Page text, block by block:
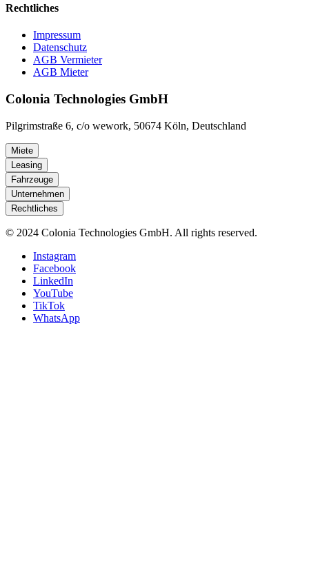
Rechtliches
Impressum
Datenschutz
AGB Vermieter
AGB Mieter
Colonia Technologies GmbH
Pilgrimstraße 6, c/o wework, 50674 Köln, Deutschland
Miete
Leasing
Fahrzeuge
Unternehmen
Rechtliches
© 2024 Colonia Technologies GmbH. All rights reserved.
Instagram
Facebook
LinkedIn
YouTube
TikTok
WhatsApp